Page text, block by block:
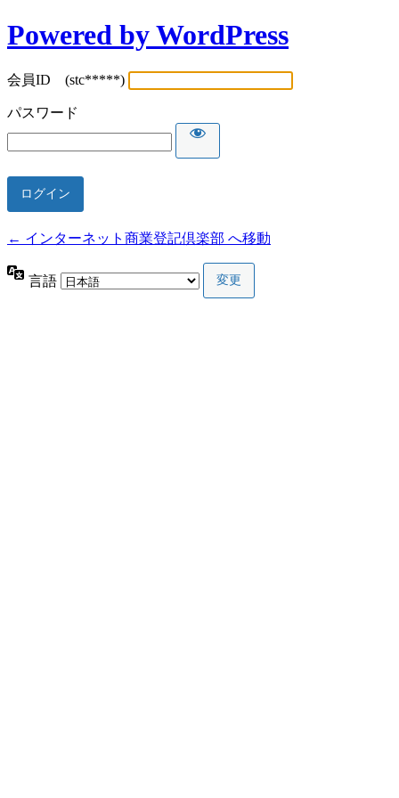
Powered by WordPress
会員ID (stc*****)
パスワード
← インターネット商業登記倶楽部 へ移動
言語